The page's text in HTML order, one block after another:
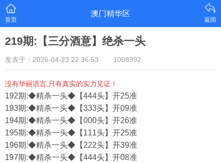
首页
澳门精华区
返回
219期:【三分酒意】绝杀一头
发表于：2026-04-23 22:36:53 1008992
没有华丽语言,只有真实的实力见证！
192期:◆精杀一头◆【444头】开25准
193期:◆精杀一头◆【333头】开09准
194期:◆精杀一头◆【000头】开26准
195期:◆精杀一头◆【111头】开25准
196期:◆精杀一头◆【222头】开39准
197期:◆精杀一头◆【444头】开08准